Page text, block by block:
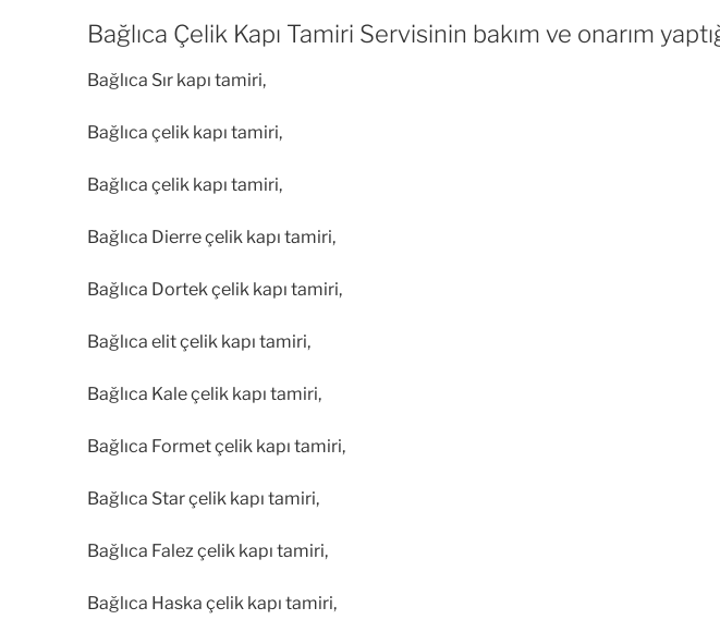
Bağlıca Çelik Kapı Tamiri Servisinin bakım ve onarım
Bağlıca Sır kapı tamiri,
Bağlıca çelik kapı tamiri,
Bağlıca çelik kapı tamiri,
Bağlıca Dierre çelik kapı tamiri,
Bağlıca Dortek çelik kapı tamiri,
Bağlıca elit çelik kapı tamiri,
Bağlıca Kale çelik kapı tamiri,
Bağlıca Formet çelik kapı tamiri,
Bağlıca Star çelik kapı tamiri,
Bağlıca Falez çelik kapı tamiri,
Bağlıca Haska çelik kapı tamiri,